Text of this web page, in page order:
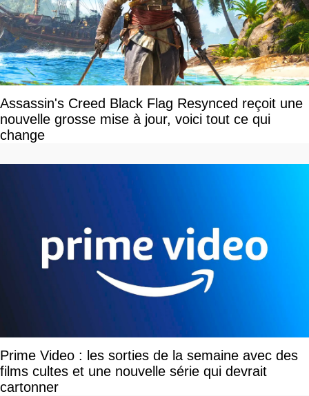
Assassin's Creed Black Flag Resynced reçoit une
nouvelle grosse mise à jour, voici tout ce qui
change
Prime Video : les sorties de la semaine avec des
films cultes et une nouvelle série qui devrait
cartonner